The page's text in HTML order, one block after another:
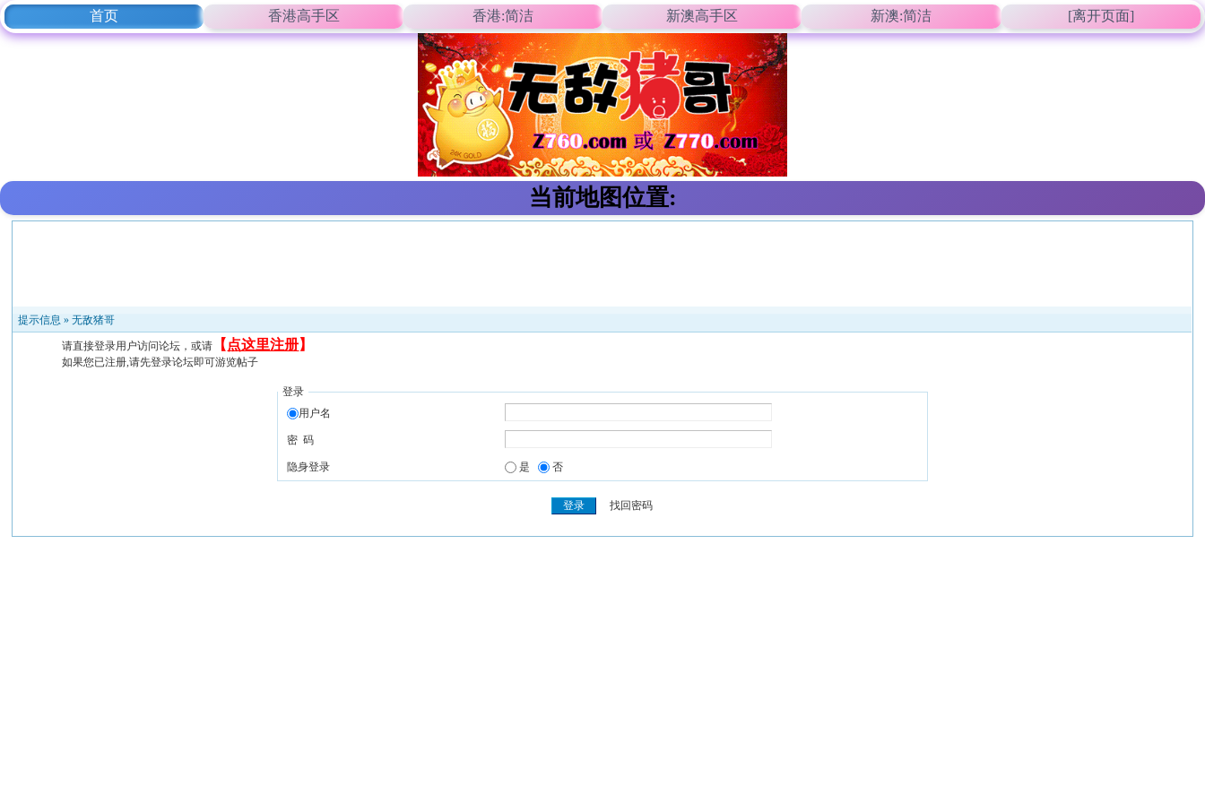
首页 香港高手区 香港:简洁 新澳高手区 新澳:简洁 [离开页面]
当前地图位置:
提示信息 »无敌猪哥
请直接登录用户访问论坛，或请 【 点这里注册】
如果您已注册,请先登录论坛即可游览帖子
登录
用户名
密 码
隐身登录 是 否
找回密码